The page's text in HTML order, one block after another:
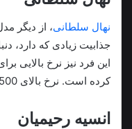
نهال سلطانی، از دیگر
جذابیت زیادی که دارد،
این فرد نیز نرخ بالایی
کرده است. نرخ بالای 500 میلیون تومان می باشد.
انسیه رحیمیان